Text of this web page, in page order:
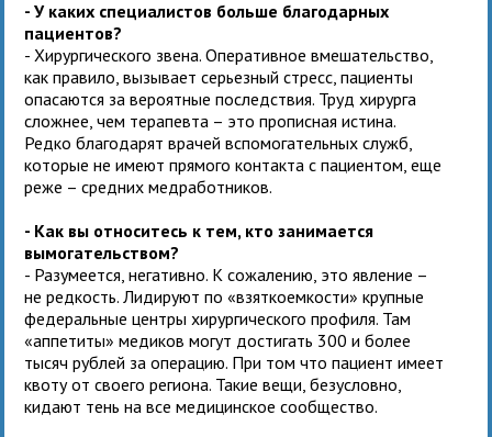
- У каких специалистов больше благодарных
пациентов?
- Хирургического звена. Оперативное вмешательство,
как правило, вызывает серьезный стресс, пациенты
опасаются за вероятные последствия. Труд хирурга
сложнее, чем терапевта – это прописная истина.
Редко благодарят врачей вспомогательных служб,
которые не имеют прямого контакта с пациентом, еще
реже – средних медработников.
- Как вы относитесь к тем, кто занимается
вымогательством?
- Разумеется, негативно. К сожалению, это явление –
не редкость. Лидируют по «взяткоемкости» крупные
федеральные центры хирургического профиля. Там
«аппетиты» медиков могут достигать 300 и более
тысяч рублей за операцию. При том что пациент имеет
квоту от своего региона. Такие вещи, безусловно,
кидают тень на все медицинское сообщество.